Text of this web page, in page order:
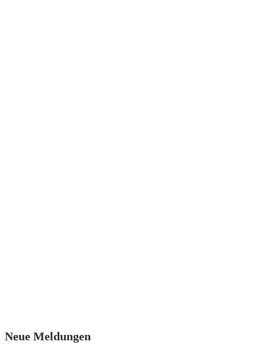
Neue Meldungen